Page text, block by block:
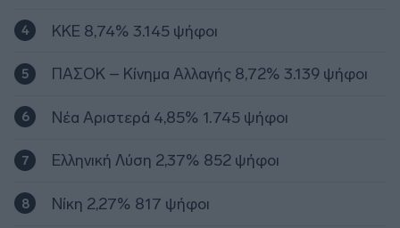
ΚΚΕ 8,74% 3.145 ψήφοι
ΠΑΣΟΚ – Κίνημα Αλλαγής 8,72% 3.139 ψήφοι
Νέα Αριστερά 4,85% 1.745 ψήφοι
Ελληνική Λύση 2,37% 852 ψήφοι
Νίκη 2,27% 817 ψήφοι